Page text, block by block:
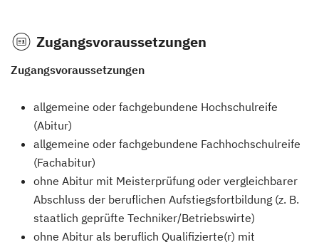
Zugangsvoraussetzungen
Zugangsvoraussetzungen
allgemeine oder fachgebundene Hochschulreife
(Abitur)
allgemeine oder fachgebundene Fachhochschulreife
(Fachabitur)
ohne Abitur mit Meisterprüfung oder vergleichbarer
Abschluss der beruflichen Aufstiegsfortbildung (z. B.
staatlich geprüfte Techniker/Betriebswirte)
ohne Abitur als beruflich Qualifizierte(r) mit